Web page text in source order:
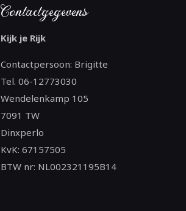
Contactgegevens
Kijk je Rijk
Contactpersoon: Brigitte
Tel. 06-12773030
Wendelenkamp 105
7091 TW
Dinxperlo
KvK: 67157505
BTW nr: NL002321195B14